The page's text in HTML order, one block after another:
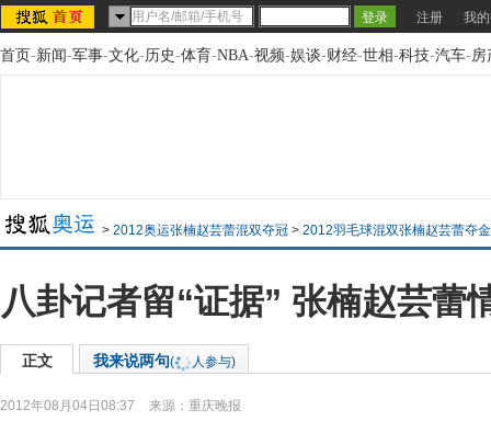
注册 我
首页-新闻-军事-文化-历史-体育-NBA-视频-娱谈-财经-世相-科技-汽车-房
> 2012奥运张楠赵芸蕾混双夺冠 > 2012羽毛球混双张楠赵芸蕾夺
八卦记者留“证据” 张楠赵芸蕾
正文 我来说两句( 人参与)
2012年08月04日08:37 来源： 重庆晚报